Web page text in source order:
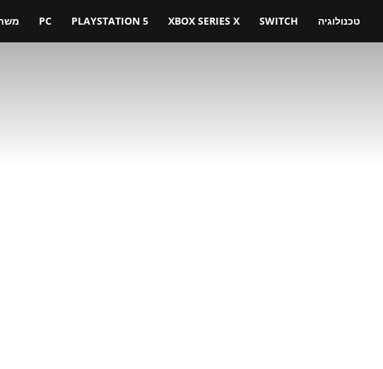
PC PLAYSTATION 5 XBOX SERIES X SWITCH טכנולוגיה